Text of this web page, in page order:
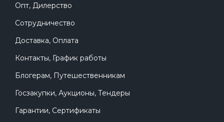
Опт, Дилерство
Сотрудничество
Доставка, Оплата
Контакты, График работы
Блогерам, Путешественникам
Госзакупки, Аукционы, Тендеры
Гарантии, Сертификаты